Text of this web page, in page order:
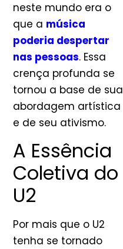
neste mundo era o
que a música
poderia despertar
nas pessoas. Essa
crença profunda se
tornou a base de sua
abordagem artística
e de seu ativismo.
A Essência
Coletiva do
U2
Por mais que o U2
tenha se tornado